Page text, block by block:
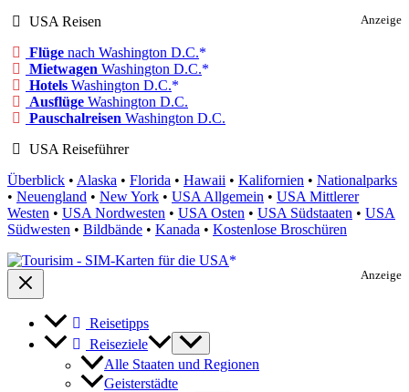
Anzeige
USA Reisen
Flüge nach Washington D.C.
Mietwagen Washington D.C.
Hotels Washington D.C.
Ausflüge Washington D.C.
Pauschalreisen Washington D.C.
USA Reiseführer
Überblick • Alaska • Florida • Hawaii • Kalifornien • Nationalparks
• Neuengland • New York • USA Allgemein • USA Mittlerer
Westen • USA Nordwesten • USA Osten • USA Südstaaten • USA
Südwesten • Bildbände • Kanada • Kostenlose Broschüren
Anzeige
Reisetipps
Reiseziele
Alle Staaten und Regionen
Geisterstädte